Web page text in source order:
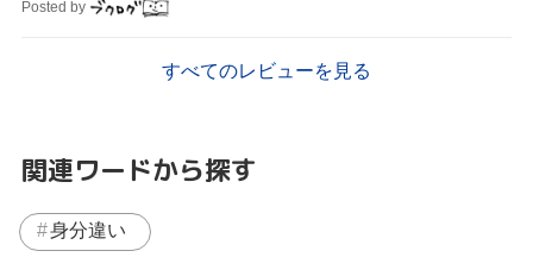
Posted by
すべてのレビューを見る
関連ワードから探す
身分違い